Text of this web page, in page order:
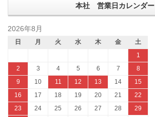
本社 営業日カレンダー
2026年8月
日 月 火 水 木 金
土
1
2
3 4 5 6 7
8
9
10 11 12 13 14
15
16
17 18 19 20 21
22
23
24 25 26 27 28
29